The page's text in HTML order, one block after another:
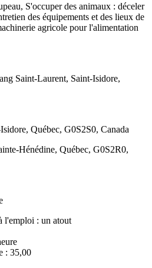
S'occuper des animaux : déceler
des équipements et des lieux de
agricole pour l'alimentation
Saint-Laurent, Saint-Isidore,
Québec, G0S2S0, Canada
Hénédine, Québec, G0S2R0,
l'emploi : un atout
: 35,00